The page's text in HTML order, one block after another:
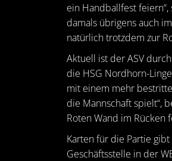
ein Handballfest
damals übrigens auch
natürlich trotzdem zur
Aktuell ist der ASV
die HSG Nordhorn-
mit einem mehr
die Mannschaft spielt“,
Roten Wand im Rücken
Karten für die Partie
Geschäftsstelle in der